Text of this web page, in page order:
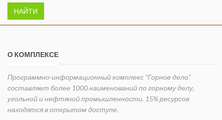
НАЙТИ
О КОМПЛЕКСЕ
Программно-информационный комплекс "Горное дело"
составляет более 1000 наименований по горному делу,
угольной и нефтяной промышленности. 15% ресурсов
находятся в открытом доступе.